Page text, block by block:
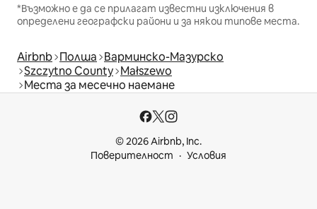
*Възможно е да се прилагат известни изключения в
определени географски райони и за някои типове места.
Airbnb Полша Варминско-Мазурско
Szczytno County Małszewo
Места за месечно наемане
© 2026 Airbnb, Inc.
Поверителност
Условия